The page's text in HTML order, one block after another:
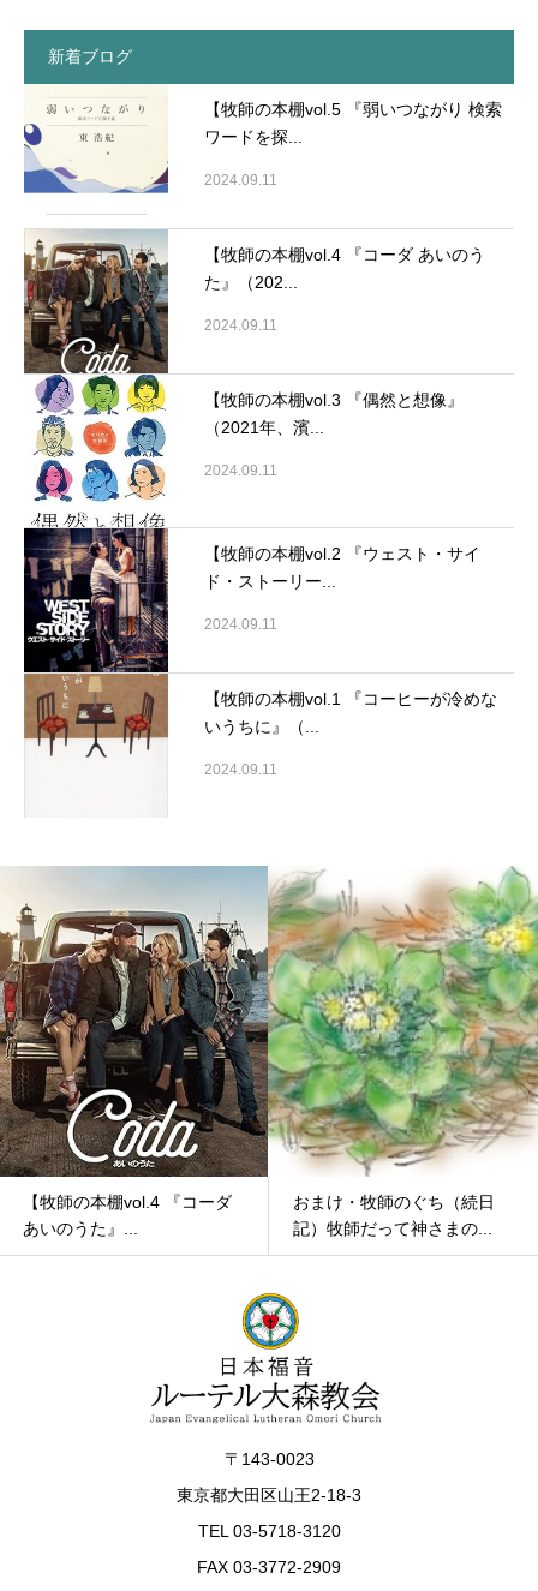
新着ブログ
【牧師の本棚vol.5 『弱いつながり 検索
ワードを探...
2024.09.11
【牧師の本棚vol.4 『コーダ あいのう
た』（202...
2024.09.11
【牧師の本棚vol.3 『偶然と想像』
（2021年、濱...
2024.09.11
【牧師の本棚vol.2 『ウェスト・サイ
ド・ストーリー...
2024.09.11
【牧師の本棚vol.1 『コーヒーが冷めな
いうちに』（...
2024.09.11
おまけ・牧師のぐち（続日
記）牧師だって神さまの...
おまけ・牧師のぐち（続日
記）牧師だって神さまの...
〒143-0023
東京都大田区山王2-18-3
TEL 03-5718-3120
FAX 03-3772-2909